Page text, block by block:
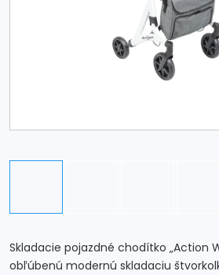
Skladacie pojazdné chodítko „Action
obľúbenú modernú skladaciu